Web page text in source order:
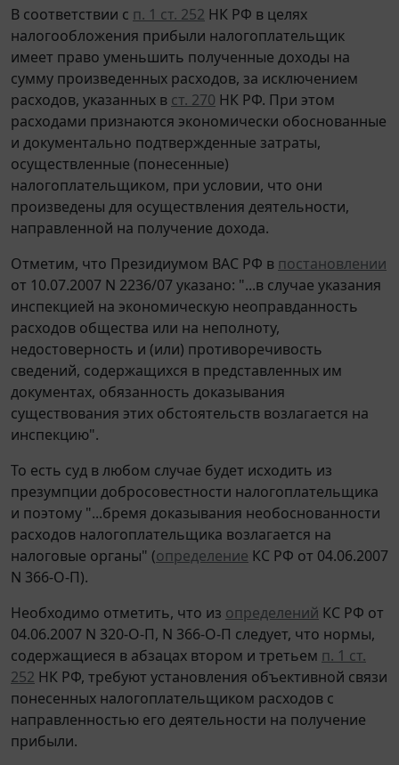
В соответствии с п. 1 ст. 252 НК РФ в целях
налогообложения прибыли налогоплательщик
имеет право уменьшить полученные доходы на
сумму произведенных расходов, за исключением
расходов, указанных в ст. 270 НК РФ. При этом
расходами признаются экономически обоснованные
и документально подтвержденные затраты,
осуществленные (понесенные)
налогоплательщиком, при условии, что они
произведены для осуществления деятельности,
направленной на получение дохода.
Отметим, что Президиумом ВАС РФ в постановлении
от 10.07.2007 N 2236/07 указано: "...в случае указания
инспекцией на экономическую неоправданность
расходов общества или на неполноту,
недостоверность и (или) противоречивость
сведений, содержащихся в представленных им
документах, обязанность доказывания
существования этих обстоятельств возлагается на
инспекцию".
То есть суд в любом случае будет исходить из
презумпции добросовестности налогоплательщика
и поэтому "...бремя доказывания необоснованности
расходов налогоплательщика возлагается на
налоговые органы" (определение КС РФ от 04.06.2007
N 366-О-П).
Необходимо отметить, что из определений КС РФ от
04.06.2007 N 320-О-П, N 366-О-П следует, что нормы,
содержащиеся в абзацах втором и третьем п. 1 ст.
252 НК РФ, требуют установления объективной связи
понесенных налогоплательщиком расходов с
направленностью его деятельности на получение
прибыли.